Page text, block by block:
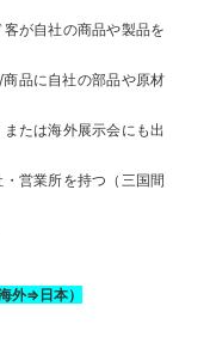
自社の商品や製品を
品に自社の部品や原材
は海外展示会にも出
業所を持つ（三国間
外⇒日本）